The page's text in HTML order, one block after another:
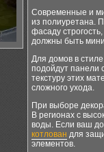
Современные и
из полиуретана.
фасаду
должны быть
Для домов в
подойдут панели
текстуру этих
сложного ухода.
При выборе
В регионах с
воды. Если ваш
котлован для
элементов.